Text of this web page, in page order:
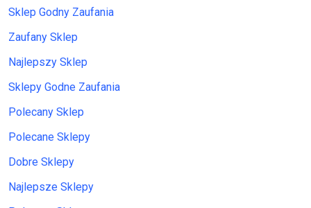
Sklep Godny Zaufania
Zaufany Sklep
Najlepszy Sklep
Sklepy Godne Zaufania
Polecany Sklep
Polecane Sklepy
Dobre Sklepy
Najlepsze Sklepy